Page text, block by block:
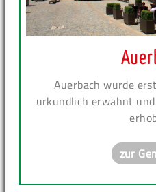
Auerbach wurde
urkundlich erwähnt
zur